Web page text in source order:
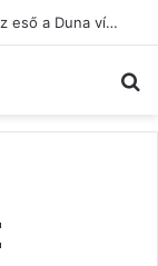
ETTŐL MÉG NEM ÁRAD – Megérkezett az eső a Duna vízgyűjtőjébe